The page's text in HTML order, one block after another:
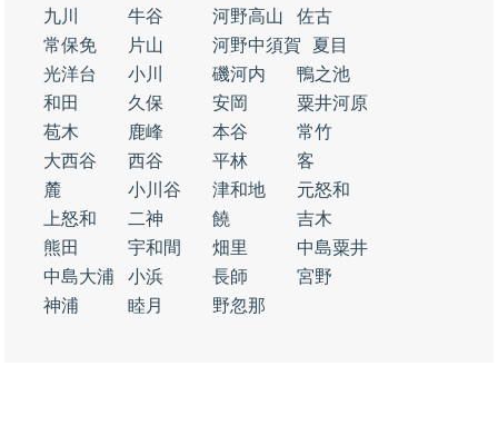
九川
牛谷 河野高山
佐古
常保免
片山 河野中須賀
夏目
光洋台
小川 磯河内
鴨之池
和田
久保 安岡
粟井河原
苞木
鹿峰 本谷
常竹
大西谷
西谷 平林
客
麓
小川谷 津和地
元怒和
上怒和
二神 饒
吉木
熊田
宇和間 畑里
中島粟井
中島大浦
小浜 長師
宮野
神浦
睦月 野忽那